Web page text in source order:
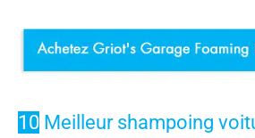
10 Meilleur shampoing